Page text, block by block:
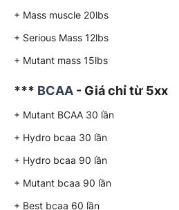
+ Mass muscle 20lbs
+ Serious Mass 12lbs
+ Mutant mass 15lbs
*** BCAA - Giá chỉ từ 5xx
+ Mutant BCAA 30 lần
+ Hydro bcaa 30 lần
+ Hydro bcaa 90 lần
+ Mutant bcaa 90 lần
+ Best bcaa 60 lần